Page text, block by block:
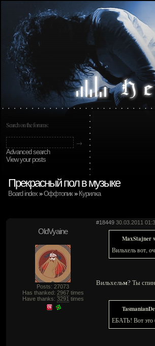
Search on the forums:
Advanced search
View your posts
Прекрасный пол в музыке
Board index »Оффтопик» Курилка
#18449 30.03.2011
OldVyaine
Posts: 27073
Has thanked: 2967times
Have thanks: 3291 times
MaxStajner
Вильхель вот,
Вильхельм? Ты
ЕБАТЬ! Вот это